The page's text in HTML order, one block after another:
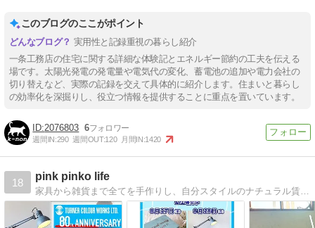
このブログのここがポイント
実用性と記録重視の暮らし紹介
一条工務店の住宅に関する詳細な体験記とエネルギー節約の工夫を伝える
場です。太陽光発電の発電量や電気代の変化、蓄電池の追加や電力会社の
切り替えなど、実際の記録を交えて具体的に紹介します。住まいと暮らし
の効率化を深掘りし、役立つ情報を提供することに重点を置いています。
2076803 6
週間IN:290 週間OUT:120 月間IN:1420
18
pink pinko life
家具から雑貨まで全てを手作りし、自分スタイルのナチュラル賃貸マンションライフを楽しんでいます。